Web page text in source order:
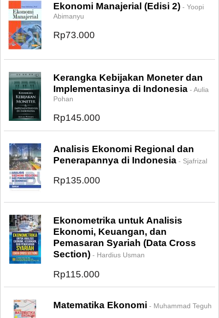
Ekonomi Manajerial (Edisi 2) - Yoopi
Abimanyu
Rp73.000
Kerangka Kebijakan Moneter dan
Implementasinya di Indonesia - Aulia
Pohan
Rp145.000
Analisis Ekonomi Regional dan
Penerapannya di Indonesia - Sjafrizal
Rp135.000
Ekonometrika untuk Analisis
Ekonomi, Keuangan, dan
Pemasaran Syariah (Data Cross
Section) - Hardius Usman
Rp115.000
Matematika Ekonomi - Muhammad Teguh